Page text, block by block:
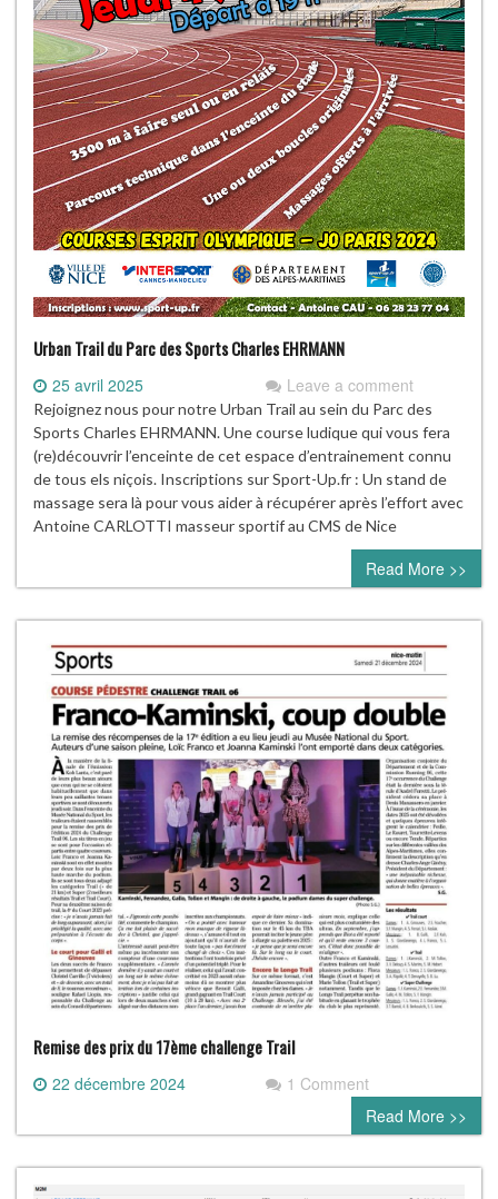
Urban Trail du Parc des Sports Charles EHRMANN
25 avril 2025 Leave a comment
Rejoignez nous pour notre Urban Trail au sein du Parc des
Sports Charles EHRMANN. Une course ludique qui vous fera
(re)découvrir l’enceinte de cet espace d’entrainement connu
de tous els niçois. Inscriptions sur Sport-Up.fr : Un stand de
massage sera là pour vous aider à récupérer après l’effort avec
Antoine CARLOTTI masseur sportif au CMS de Nice
Read More >>
Remise des prix du 17ème challenge Trail
22 décembre 2024
1 Comment
Read More >>